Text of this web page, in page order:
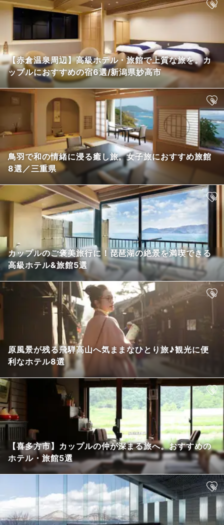
【赤倉温泉周辺】高級ホテル・旅館で上質な旅を。カ
ップルにおすすめの宿6選/新潟県妙高市
鳥羽で和の情緒に浸る癒し旅。女子旅におすすめ旅館
8選／三重県
カップルのご褒美旅行に！琵琶湖の絶景を満喫できる
高級ホテル&旅館5選
原風景が残る飛騨高山へ気ままなひとり旅♪観光に便
利なホテル8選
【喜多方市】カップルの仲が深まる旅へ。おすすめの
ホテル・旅館5選